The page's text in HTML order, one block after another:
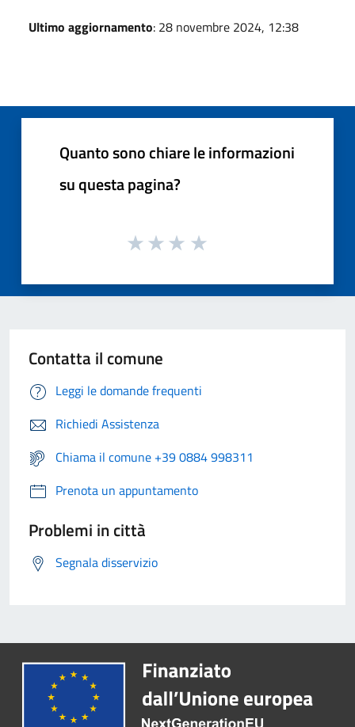
Ultimo aggiornamento: 28 novembre 2024, 12:38
Quanto sono chiare le informazioni
su questa pagina?
Contatta il comune
Leggi le domande frequenti
Richiedi Assistenza
Chiama il comune +39 0884 998311
Prenota un appuntamento
Problemi in città
Segnala disservizio